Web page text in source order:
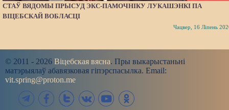
СТАЎ ВЯДОМЫ ПРЫСУД ЭКС-ПАМОЧНІКУ ЛУКАШЭНКІ ПА
ВІЦЕБСКАЙ ВОБЛАСЦІ
Чацвер, 16 Ліпень
© 2011 - 2026 Віцебская вясна. Пры выкарыстаньні
матэрыялаў абавязковая гіпэрспасылка. Email:
vit.spring@proton.me